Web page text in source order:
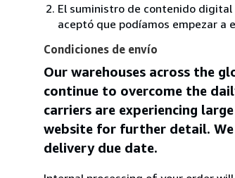
El suministro de contenido digital
aceptó que podíamos empezar a
Condiciones de envío
Our warehouses across the
continue to overcome the
carriers are experiencing
website for further detail.
delivery due date.